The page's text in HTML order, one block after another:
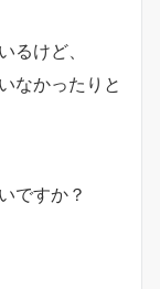
いるけど、
なかったりと
ですか？